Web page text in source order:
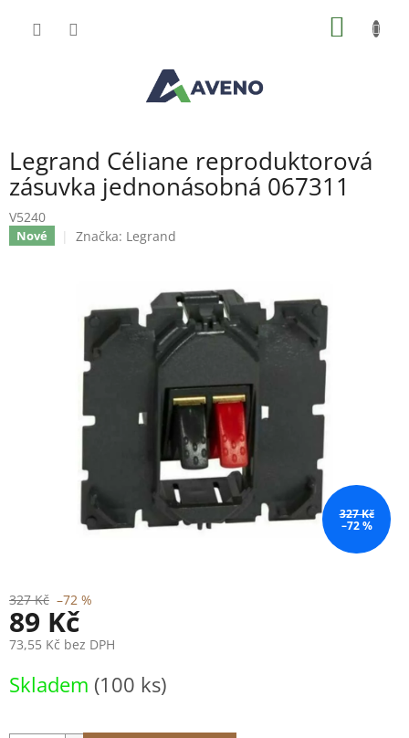
Legrand Céliane reproduktorová
zásuvka jednonásobná 067311
V5240
Nové Značka: Legrand
327 Kč
–72 %
327 Kč –72 %
89 Kč
73,55 Kč bez DPH
cena:
Skladem (100 ks)